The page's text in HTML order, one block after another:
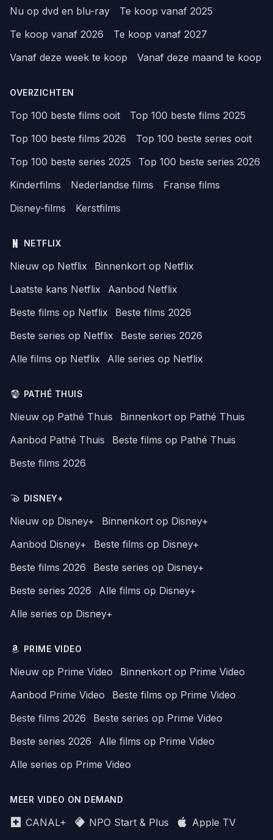
Nu op dvd en blu-ray
Te koop vanaf 2025
Te koop vanaf 2026
Te koop vanaf 2027
Vanaf deze week te koop
Vanaf deze maand te koop
OVERZICHTEN
Top 100 beste films ooit
Top 100 beste films 2025
Top 100 beste films 2026
Top 100 beste series ooit
Top 100 beste series 2025
Top 100 beste series 2026
Kinderfilms
Nederlandse films
Franse films
Disney-films
Kerstfilms
NETFLIX
Nieuw op Netflix
Binnenkort op Netflix
Laatste kans Netflix
Aanbod Netflix
Beste films op Netflix
Beste films 2026
Beste series op Netflix
Beste series 2026
Alle films op Netflix
Alle series op Netflix
PATHÉ THUIS
Nieuw op Pathé Thuis
Binnenkort op Pathé Thuis
Aanbod Pathé Thuis
Beste films op Pathé Thuis
Beste films 2026
DISNEY+
Nieuw op Disney+
Binnenkort op Disney+
Aanbod Disney+
Beste films op Disney+
Beste films 2026
Beste series op Disney+
Beste series 2026
Alle films op Disney+
Alle series op Disney+
PRIME VIDEO
Nieuw op Prime Video
Binnenkort op Prime Video
Aanbod Prime Video
Beste films op Prime Video
Beste films 2026
Beste series op Prime Video
Beste series 2026
Alle films op Prime Video
Alle series op Prime Video
MEER VIDEO ON DEMAND
CANAL+ NPO Start & Plus
Apple TV